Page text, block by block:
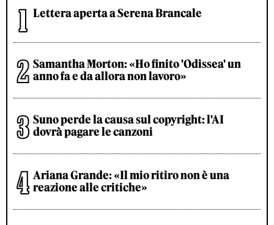
Lettera aperta a Serena Brancale
Samantha Morton: «Ho finito 'Odissea' un
anno fa e da allora non lavoro»
Suno perde la causa sul copyright: l'AI
dovrà pagare le canzoni
Ariana Grande: «Il mio ritiro non è una
reazione alle critiche»